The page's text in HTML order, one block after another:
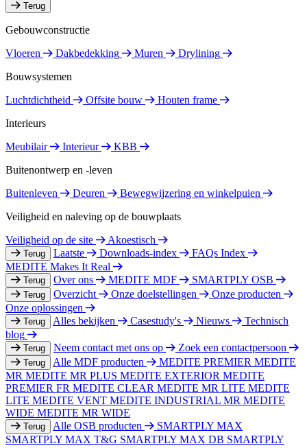
Terug
Gebouwconstructie
Vloeren
Dakbedekking Muren
Drylining
Bouwsystemen
Luchtdichtheid
Offsite bouw
Houten frame
Interieurs
Meubilair
Interieur
KBB
Buitenontwerp en -leven
Buitenleven
Deuren
Bewegwijzering en winkelpuien
Veiligheid en naleving op de bouwplaats
Veiligheid op de site
Akoestisch
Terug Laatste Downloads-index
FAQs Index
MEDITE Makes It Real
Terug Over ons MEDITE MDF SMARTPLY OSB
Terug Overzicht Onze doelstellingen
Onze producten
Onze oplossingen
Terug Alles bekijken Casestudy's Nieuws
Technisch
blog
Terug Neem contact met ons op Zoek een contactpersoon
Terug Alle MDF producten MEDITE PREMIER MEDITE
MR MEDITE MR PLUS MEDITE EXTERIOR MEDITE
PREMIER FR MEDITE CLEAR MEDITE MR LITE MEDITE
LITE MEDITE VENT MEDITE INDUSTRIAL MR MEDITE
WIDE MEDITE MR WIDE
Terug Alle OSB producten
SMARTPLY MAX
SMARTPLY MAX T&G SMARTPLY MAX DB SMARTPLY